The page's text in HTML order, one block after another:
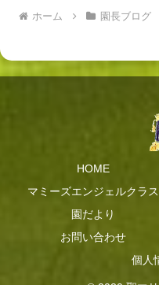
ホーム 園長ブログ
HOME
マミーズエンジェルクラス
園だより
お問い合わせ
個人